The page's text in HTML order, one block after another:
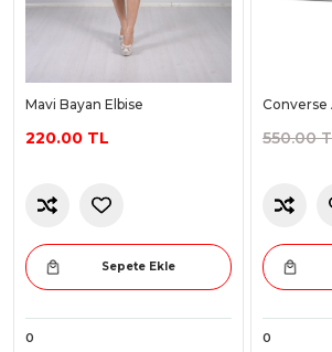
Mavi Bayan Elbise
220.00 TL
Sepete Ekle
0
Converse
550.00
0